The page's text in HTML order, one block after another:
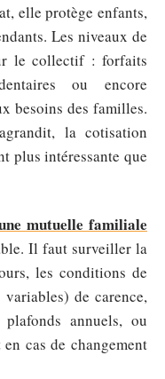
elle protège enfants,
Les niveaux de
le collectif : forfaits
ou encore
besoins des familles.
la cotisation
plus intéressante que
mutuelle familiale
Il faut surveiller la
les conditions de
de carence,
annuels, ou
cas de changement